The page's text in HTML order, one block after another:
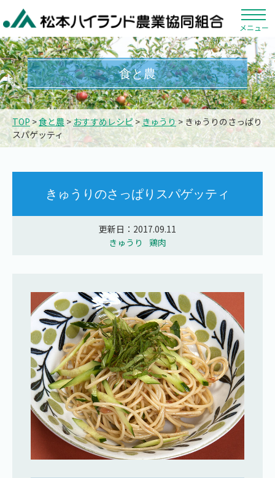
メニュー
食と農
TOP>食と農>おすすめレシピ> きゅうり> きゅうりのさっぱり
スパゲッティ
きゅうりのさっぱりスパゲッティ
更新日：2017.09.11
きゅうり
鶏肉